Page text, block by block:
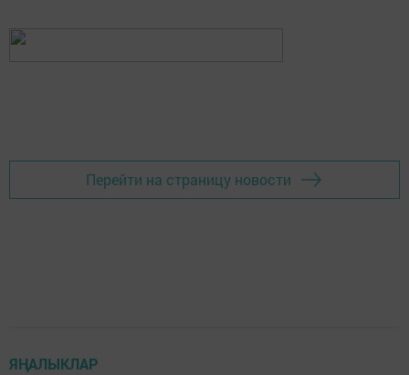
Перейти на страницу новости
ЯҢАЛЫКЛАР